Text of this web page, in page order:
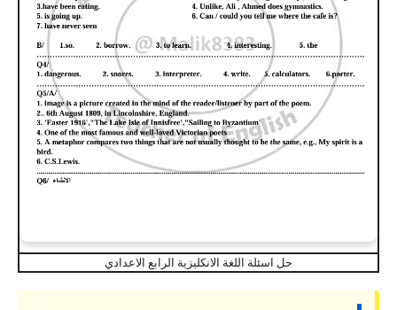
حل اسئلة اللغة الانكليزية الرابع الاعدادي